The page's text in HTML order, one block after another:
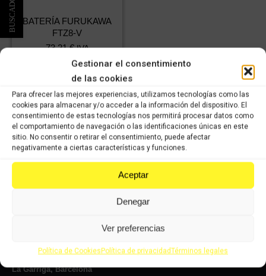
Gestionar el consentimiento
de las cookies
Para ofrecer las mejores experiencias, utilizamos tecnologías como las
cookies para almacenar y/o acceder a la información del dispositivo. El
consentimiento de estas tecnologías nos permitirá procesar datos como
el comportamiento de navegación o las identificaciones únicas en este
sitio. No consentir o retirar el consentimiento, puede afectar
negativamente a ciertas características y funciones.
Aceptar
Denegar
Ver preferencias
Política de CookiesPolítica de privacidadTérminos legales
BATERÍA FURUKAWA
FTZ8-V
73,21€ IVA
51,24€ IVA
Comprar
VISÍTANOS
a jueves, de 8 a 14:00h y de 15 a 17:00h, viernes de 8:00 a 14:00 y
Carrer Josep Maria Sert, 13, Nave 2, 08530
La Garriga, Barcelona